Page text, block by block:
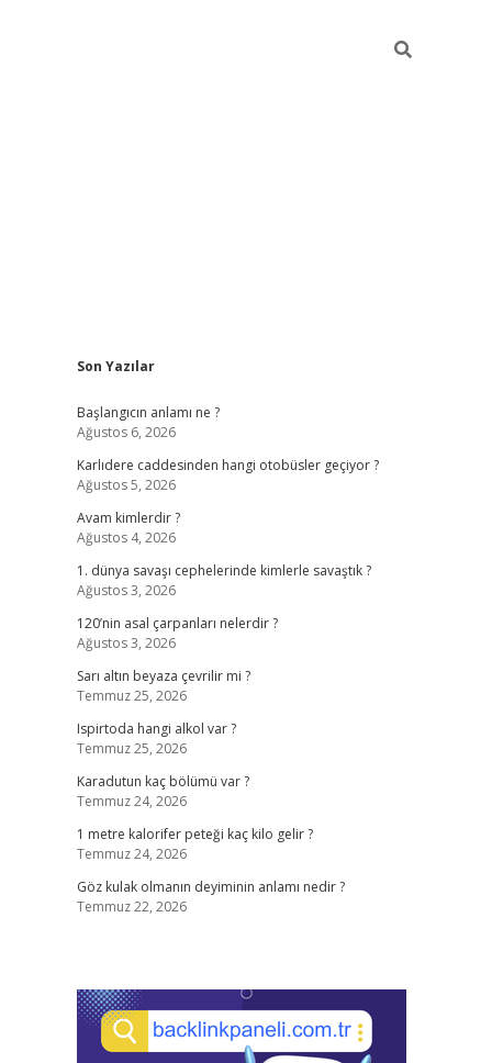
Sidebar
Son Yazılar
Başlangıcın anlamı ne ?
Ağustos 6, 2026
Karlıdere caddesinden hangi otobüsler geçiyor ?
Ağustos 5, 2026
Avam kimlerdir ?
Ağustos 4, 2026
1. dünya savaşı cephelerinde kimlerle savaştık ?
Ağustos 3, 2026
120’nin asal çarpanları nelerdir ?
Ağustos 3, 2026
Sarı altın beyaza çevrilir mi ?
Temmuz 25, 2026
Ispirtoda hangi alkol var ?
Temmuz 25, 2026
Karadutun kaç bölümü var ?
Temmuz 24, 2026
1 metre kalorifer peteği kaç kilo gelir ?
Temmuz 24, 2026
Göz kulak olmanın deyiminin anlamı nedir ?
Temmuz 22, 2026
betexper giriş